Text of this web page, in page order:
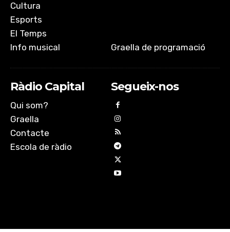
Cultura
Esports
El Temps
Info musical
Graella de programació
Ràdio Capital
Qui som?
Graella
Contacte
Escola de ràdio
Segueix-nos